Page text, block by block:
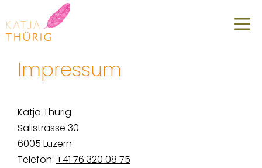
to
content
Impressum
Katja Thürig
Sälistrasse 30
6005 Luzern
Telefon: +41 76 320 08 75